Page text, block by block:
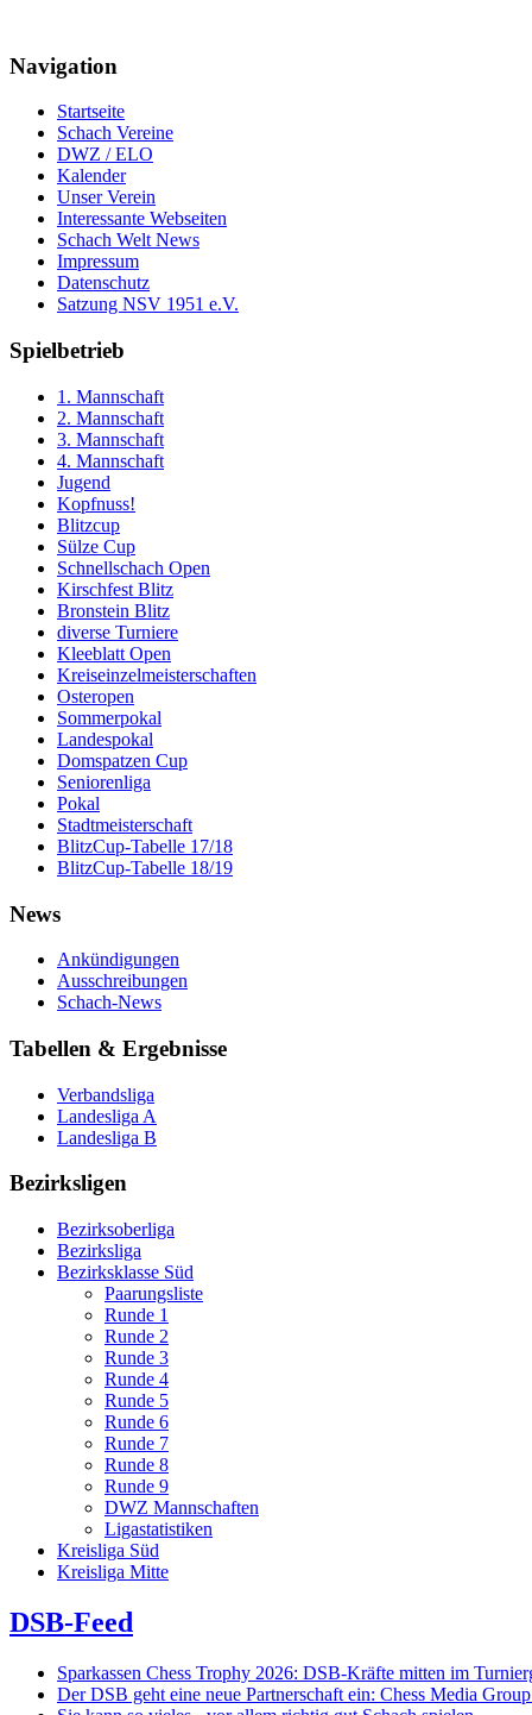
Navigation
Startseite
Schach Vereine
DWZ / ELO
Kalender
Unser Verein
Interessante Webseiten
Schach Welt News
Impressum
Datenschutz
Satzung NSV 1951 e.V.
Spielbetrieb
1. Mannschaft
2. Mannschaft
3. Mannschaft
4. Mannschaft
Jugend
Kopfnuss!
Blitzcup
Sülze Cup
Schnellschach Open
Kirschfest Blitz
Bronstein Blitz
diverse Turniere
Kleeblatt Open
Kreiseinzelmeisterschaften
Osteropen
Sommerpokal
Landespokal
Domspatzen Cup
Seniorenliga
Pokal
Stadtmeisterschaft
BlitzCup-Tabelle 17/18
BlitzCup-Tabelle 18/19
News
Ankündigungen
Ausschreibungen
Schach-News
Tabellen & Ergebnisse
Verbandsliga
Landesliga A
Landesliga B
Bezirksligen
Bezirksoberliga
Bezirksliga
Bezirksklasse Süd
Paarungsliste
Runde 1
Runde 2
Runde 3
Runde 4
Runde 5
Runde 6
Runde 7
Runde 8
Runde 9
DWZ Mannschaften
Ligastatistiken
Kreisliga Süd
Kreisliga Mitte
DSB-Feed
Sparkassen Chess Trophy 2026: DSB-Kräfte mitten im
Der DSB geht eine neue Partnerschaft ein: Chess Media